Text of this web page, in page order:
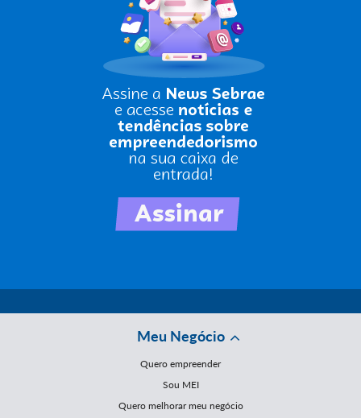
Meu Negócio
Quero empreender
Sou MEI
Quero melhorar meu negócio